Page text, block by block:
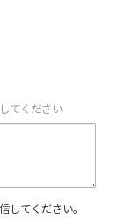
てください
してください。